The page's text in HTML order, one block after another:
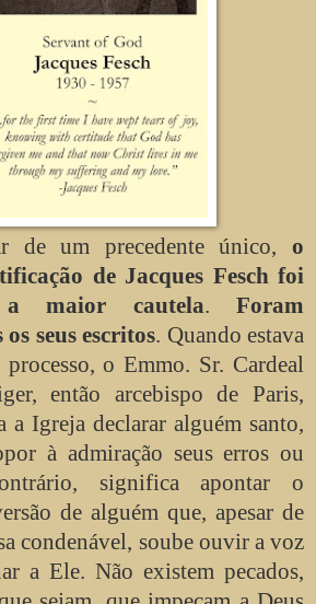
de um precedente único, o
de Jacques Fesch foi
maior cautela.Foram
seus escritos. Quando estava
o Emmo. Sr. Cardeal
então arcebispo de Paris,
a Igreja declarar alguém santo,
à admiração seus erros ou
significa apontar o
de alguém que, apesar de
condenável, soube ouvir a voz
a Ele. Não existem pecados,